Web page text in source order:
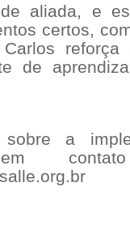
aliada, e
certos,
reforça
de
a